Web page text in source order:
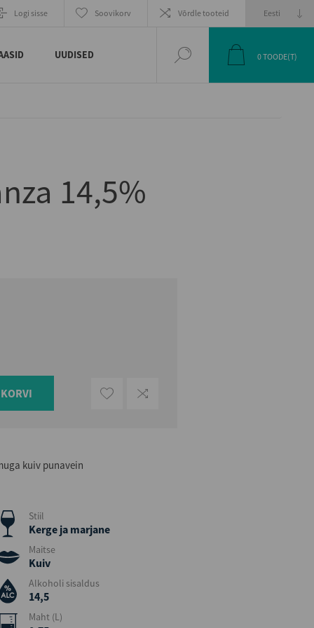
Logi sisse Soovikorv Võrdle tooteid
UUDISED 0TOODE(T)
EELMINEJÄRGMINE
14,5%
kuiv punavein
Stiil
Kerge ja marjane
Maitse
Kuiv
Alkoholi sisaldus
14,5
Maht (L)